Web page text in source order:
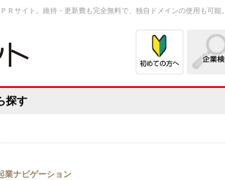
Ｒサイト。維持・更新費も完全無料で、独自ドメインの使用も可能。
探す
業ナビゲーション